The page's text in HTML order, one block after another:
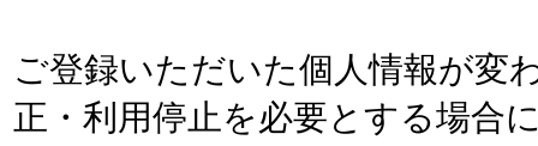
ご登録いただいた個人情報が変
正・利用停止を必要とする場合